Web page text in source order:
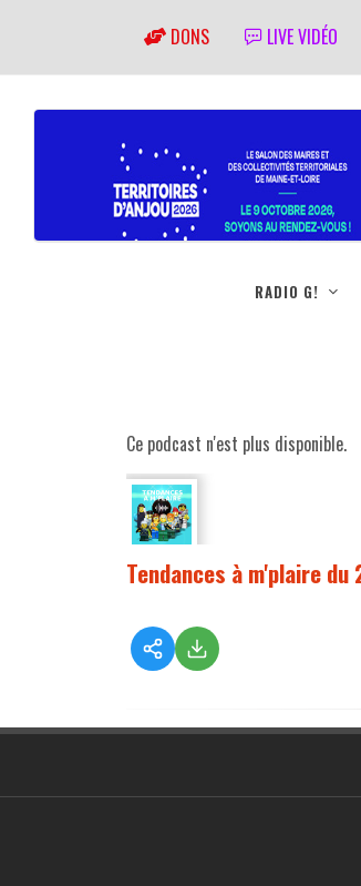
DONS LIVE VIDÉO
RADIO G!
Ce podcast n'est plus disponible.
Tendances à m'plaire du